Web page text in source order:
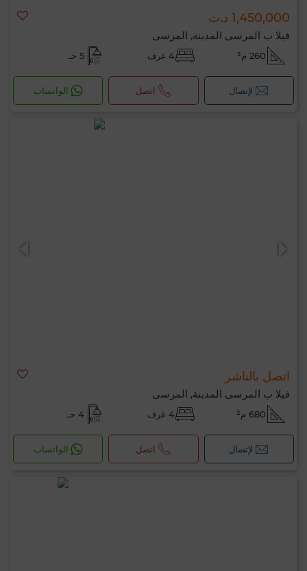
1,450,000 د.ت
فيلا ب المرسى المدينة, المرسى
260 م² 4 غرف 5 حـ
لإتصال اتصل الواتساب
اتصل بالناشر
فيلا ب المرسى المدينة, المرسى
680 م² 4 غرف 4 حـ
لإتصال اتصل الواتساب